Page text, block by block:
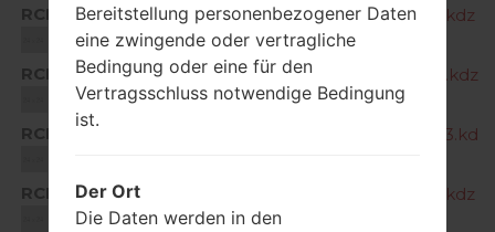
RCH
Unknown
Q730QM611d_00_CHT_US_OP_1113.kdz
RCH
Unknown
Q730QM611f_00_CHT_US_OP_0128.kdz
RCH
Q730QM611h_00_CHT_US_OP_0423.kdz
RCH
Unknown
Q730QM611j_00_CHT_US_OP_0716.kdz
Bereitstellung personenbezogener Daten
eine zwingende oder vertragliche
Bedingung oder eine für den
Vertragsschluss notwendige Bedingung
ist.
Der Ort
Die Daten werden in den